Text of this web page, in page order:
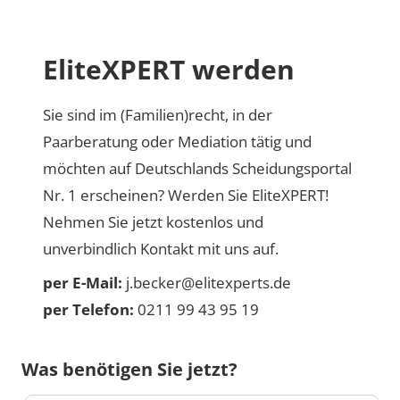
EliteXPERT werden
Sie sind im (Familien)recht, in der
Paarberatung oder Mediation tätig und
möchten auf Deutschlands Scheidungsportal
Nr. 1 erscheinen? Werden Sie EliteXPERT!
Nehmen Sie jetzt kostenlos und
unverbindlich Kontakt mit uns auf.
per E-Mail: j.becker@elitexperts.de
per Telefon: 0211 99 43 95 19
Was benötigen Sie jetzt?